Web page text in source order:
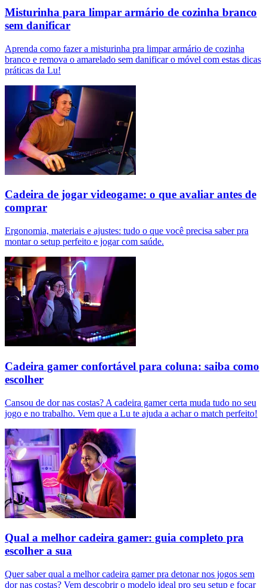
Misturinha para limpar armário de cozinha branco
sem danificar
Aprenda como fazer a misturinha pra limpar armário de cozinha
branco e remova o amarelado sem danificar o móvel com estas dicas
práticas da Lu!
Cadeira de jogar videogame: o que avaliar antes de
comprar
Ergonomia, materiais e ajustes: tudo o que você precisa saber pra
montar o setup perfeito e jogar com saúde.
Cadeira gamer confortável para coluna: saiba como
escolher
Cansou de dor nas costas? A cadeira gamer certa muda tudo no seu
jogo e no trabalho. Vem que a Lu te ajuda a achar o match perfeito!
Qual a melhor cadeira gamer: guia completo pra
escolher a sua
Quer saber qual a melhor cadeira gamer pra detonar nos jogos sem
dor nas costas? Vem descobrir o modelo ideal pro seu setup e focar